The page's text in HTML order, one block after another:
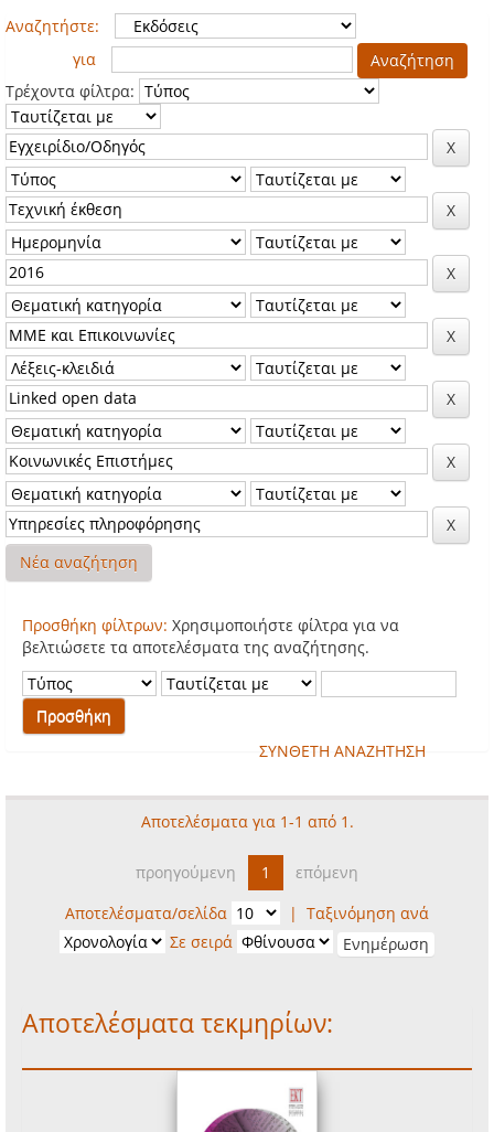
Αναζητήστε:
για
Τρέχοντα φίλτρα:
Νέα αναζήτηση
Προσθήκη φίλτρων: Χρησιμοποιήστε φίλτρα για να
βελτιώσετε τα αποτελέσματα της αναζήτησης.
ΣΥΝΘΕΤΗ ΑΝΑΖΗΤΗΣΗ
Αποτελέσματα για 1-1 από 1.
προηγούμενη 1
επόμενη
Αποτελέσματα/σελίδα
| Ταξινόμηση ανά
Σε σειρά
Αποτελέσματα τεκμηρίων: